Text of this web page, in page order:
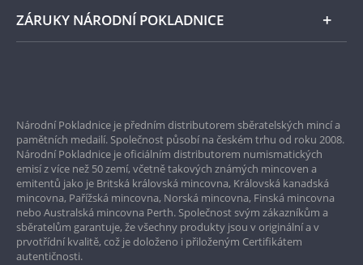
ZÁRUKY NÁRODNÍ POKLADNICE
Garance nejvyšší kvality
Pouze originální produkty
Národní Pokladnice je předním distributorem sběratelských mincí a
pamětních medailí. Společnost působí na českém trhu od roku 2008.
Národní Pokladnice je oficiálním distributorem numismatických
emisí z více než 50 zemí, včetně takových známých mincoven a
emitentů jako je Britská královská mincovna, Královská kanadská
mincovna, Pařížská mincovna, Norská mincovna, Finská mincovna
nebo Australská mincovna Perth. Společnost svým zákazníkům a
sběratelům garantuje, že všechny produkty jsou v originální a v
prvotřídní kvalitě, což je doloženo i přiloženým Certifikátem
autentičnosti.